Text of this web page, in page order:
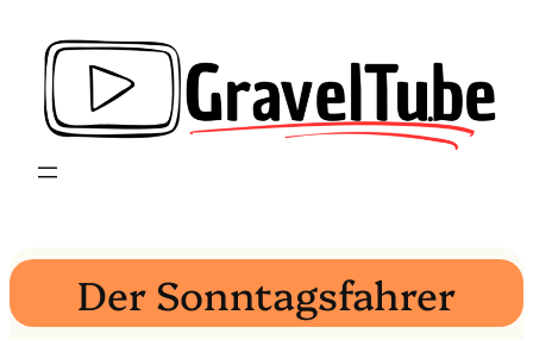
Inhalt
springen
Der Sonntagsfahrer